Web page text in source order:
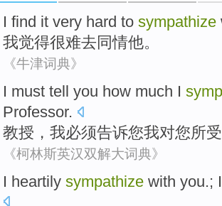
I find it very hard to sympathize
我觉得很难去 同情他。
《牛津词典》
I must tell you how much I
Professor.
教授 ， 我必须告诉您我对您所
《柯林斯英汉双解大词典》
I heartily sympathize with you.;